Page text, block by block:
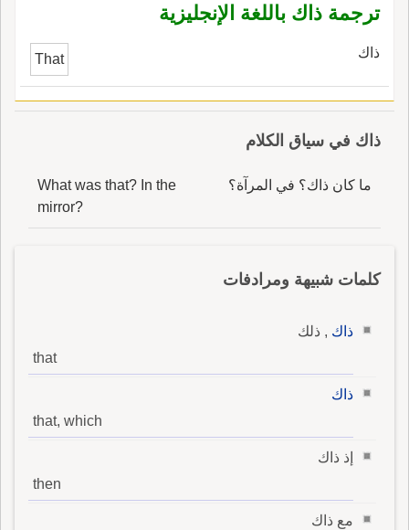
ترجمة ذاك باللغة الإنجليزية
ذاك That
ذاك في سياق الكلام
ما كان ذاك؟ في المرآة؟
What was that? In the
mirror?
كلمات شبيهة ومرادفات
ذاك , ذلك
that
ذاك
that, which
إذ ذاك
then
مع ذاك